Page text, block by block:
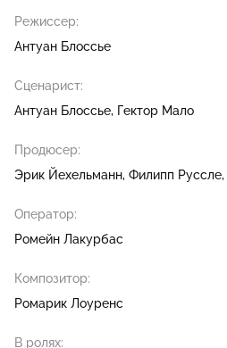
Режиссер:
Антуан Блоссье
Сценарист:
Антуан Блоссье Гектор Мало
Продюсер:
Эрик Йехельманн Филипп Руссле
Оператор:
Ромейн Лакурбас
Композитор:
Ромарик Лоуренс
В ролях: